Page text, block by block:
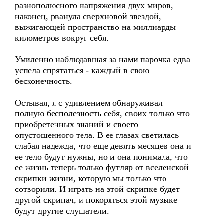
разнополюсного напряжения двух миров,
наконец, рванула сверхновой звездой,
выжигающей пространство на миллиарды
километров вокруг себя.
Умиленно наблюдавшая за нами парочка едва
успела спрятаться - каждый в свою
бесконечность.
Остывая, я с удивлением обнаруживал
полную бесполезность себя, своих только что
приобретенных знаний и своего
опустошенного тела. В ее глазах светилась
слабая надежда, что еще девять месяцев она и
ее тело будут нужны, но и она понимала, что
ее жизнь теперь только футляр от вселенской
скрипки жизни, которую мы только что
сотворили. И играть на этой скрипке будет
другой скрипач, и покоряться этой музыке
будут другие слушатели.